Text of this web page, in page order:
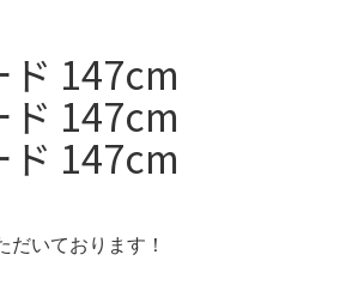
147cm
147cm
147cm
いております！